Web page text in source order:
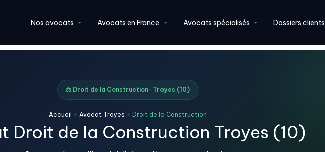
Nos avocats Avocats en France Avocats spécialisés Dossiers clients
⚖️ Droit de la Construction · Troyes (10)
Accueil › Avocat Troyes › Droit de la Construction
Droit de la Construction Troyes (10)